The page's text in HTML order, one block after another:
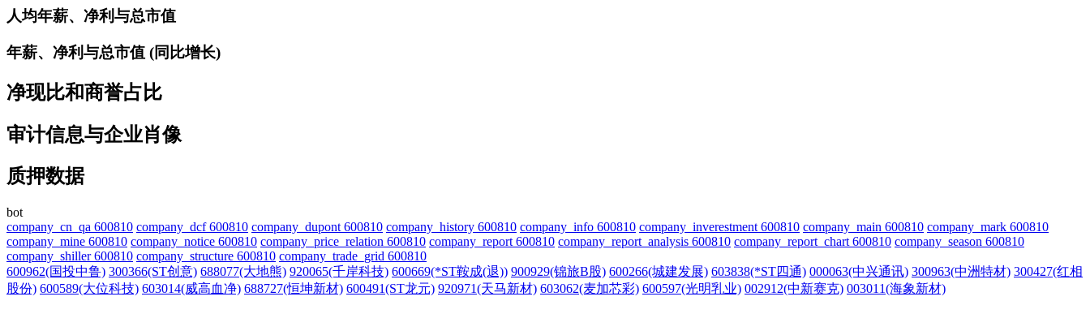
人均年薪、净利与总市值
年薪、净利与总市值 (同比增长)
净现比和商誉占比
审计信息与企业肖像
质押数据
bot
company_cn_qa 600810 company_dcf 600810 company_dupont 600810 company_history 600810 company_info 600810 company_inverestment 600810 company_main 600810 company_mark 600810
company_mine 600810 company_notice 600810 company_price_relation 600810 company_report 600810 company_report_analysis 600810 company_report_chart 600810 company_season 600810
company_shiller 600810 company_structure 600810 company_trade_grid 600810
600962(国投中鲁) 300366(ST创意) 688077(大地熊) 920065(千岸科技) 600669(*ST鞍成(退)) 900929(锦旅B股) 600266(城建发展) 603838(*ST四通) 000063(中兴通讯) 300963(中洲特材) 300427(红相
股份) 600589(大位科技) 603014(威高血净) 688727(恒坤新材) 600491(ST龙元) 920971(天马新材) 603062(麦加芯彩) 600597(光明乳业) 002912(中新赛克) 003011(海象新材)